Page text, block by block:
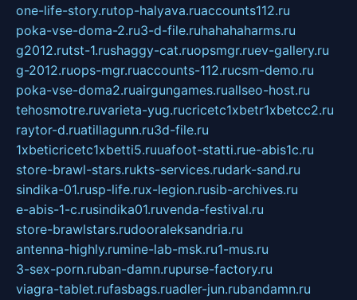
one-life-story.rutop-halyava.ruaccounts112.ru
poka-vse-doma-2.ru3-d-file.ruhahahaharms.ru
g2012.rutst-1.rushaggy-cat.ruopsmgr.ruev-gallery.ru
g-2012.ruops-mgr.ruaccounts-112.rucsm-demo.ru
poka-vse-doma2.ruairgungames.ruallseo-host.ru
tehosmotre.ruvarieta-yug.rucricetc1xbetr1xbetcc2.ru
raytor-d.ruatillagunn.ru3d-file.ru
1xbeticricetc1xbetti5.ruuafoot-statti.rue-abis1c.ru
store-brawl-stars.rukts-services.rudark-sand.ru
sindika-01.rusp-life.rux-legion.rusib-archives.ru
e-abis-1-c.rusindika01.ruvenda-festival.ru
store-brawlstars.rudooraleksandria.ru
antenna-highly.rumine-lab-msk.ru1-mus.ru
3-sex-porn.ruban-damn.rupurse-factory.ru
viagra-tablet.rufasbags.ruadler-jun.rubandamn.ru